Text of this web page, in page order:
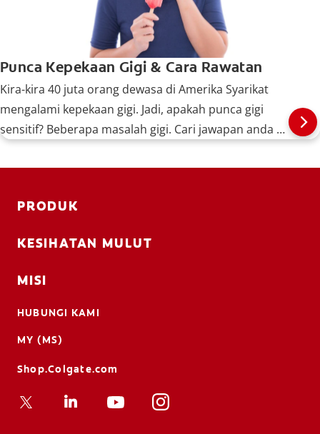
Punca Kepekaan Gigi & Cara Rawatan
Kira-kira 40 juta orang dewasa di Amerika Syarikat
mengalami kepekaan gigi. Jadi, apakah punca gigi
sensitif? Beberapa masalah gigi. Cari jawapan anda di
PRODUK
KESIHATAN MULUT
MISI
HUBUNGI KAMI
MY (MS)
Shop.Colgate.com